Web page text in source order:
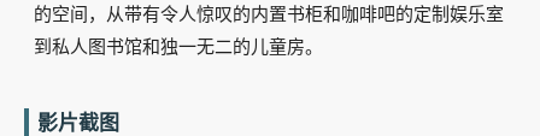
的空间，从带有令人惊叹的内置书柜和咖啡吧的定制娱乐室
到私人图书馆和独一无二的儿童房。
影片截图